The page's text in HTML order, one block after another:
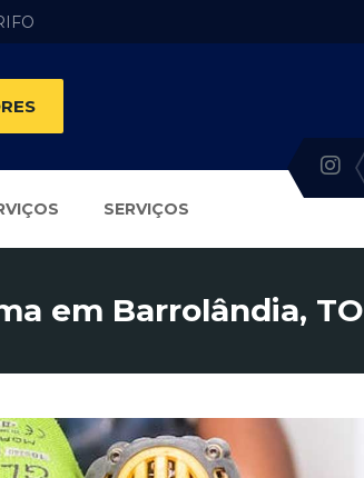
SERVIÇOS
em Barrolândia, TO